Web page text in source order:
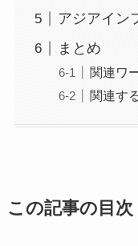
アジアイン
まとめ
関連ワ
関連す
この記事の目次